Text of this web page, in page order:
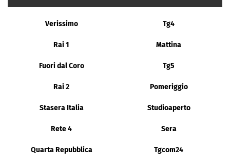
Verissimo Tg4
Rai 1 Mattina
Fuori dal Coro Tg5
Rai 2 Pomeriggio
Stasera Italia Studioaperto
Rete 4 Sera
Quarta Repubblica Tgcom24